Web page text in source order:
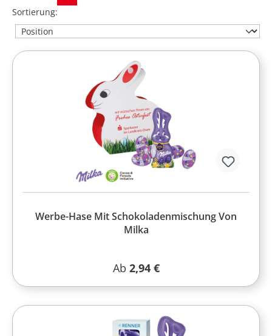
Sortierung:
Werbe-Hase Mit Schokoladenmischung Von
Milka
Regulärer Preis:
Ab 2,94 €